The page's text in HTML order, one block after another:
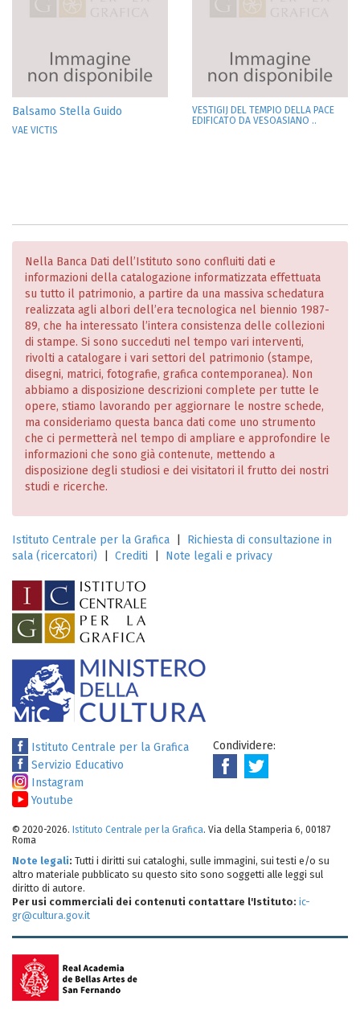
Balsamo Stella Guido
VAE VICTIS
VESTIGIJ DEL TEMPIO DELLA PACE
EDIFICATO DA VESOASIANO ..
Nella Banca Dati dell’Istituto sono confluiti dati e
informazioni della catalogazione informatizzata effettuata
su tutto il patrimonio, a partire da una massiva schedatura
realizzata agli albori dell’era tecnologica nel biennio 1987-
89, che ha interessato l’intera consistenza delle collezioni
di stampe. Si sono succeduti nel tempo vari interventi,
rivolti a catalogare i vari settori del patrimonio (stampe,
disegni, matrici, fotografie, grafica contemporanea). Non
abbiamo a disposizione descrizioni complete per tutte le
opere, stiamo lavorando per aggiornare le nostre schede,
ma consideriamo questa banca dati come uno strumento
che ci permetterà nel tempo di ampliare e approfondire le
informazioni che sono già contenute, mettendo a
disposizione degli studiosi e dei visitatori il frutto dei nostri
studi e ricerche.
Istituto Centrale per la Grafica
Richiesta di consultazione in
sala (ricercatori)
Crediti Note legali e privacy
Istituto Centrale per la Grafica
Servizio Educativo
Instagram
Youtube
Condividere:
© 2020-2026. Istituto Centrale per la Grafica. Via della Stamperia 6, 00187
Roma
Note legali: Tutti i diritti sui cataloghi, sulle immagini, sui testi e/o su
altro materiale pubblicato su questo sito sono soggetti alle leggi sul
diritto di autore.
Per usi commerciali dei contenuti contattare l'Istituto: ic-
gr@cultura.gov.it